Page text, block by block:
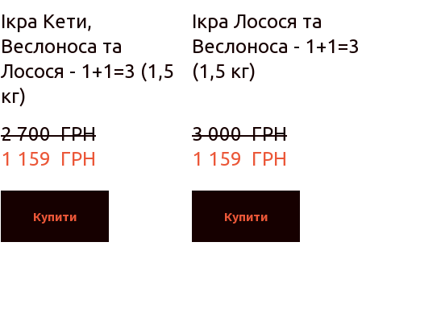
Ікра Кети,
Веслоноса та
Лосося - 1+1=3 (1,5
кг)
2 700  ГРН
1 159  ГРН
Купити
Ікра Лосося та
Веслоноса - 1+1=3
(1,5 кг)
3 000  ГРН
1 159  ГРН
Купити